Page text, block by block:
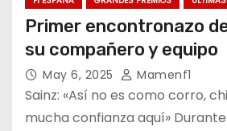
Primer encontronazo
su compañero y equipo
May 6, 2025 Mamenf1
Sainz: «Así no es como corro,
mucha confianza aquí»